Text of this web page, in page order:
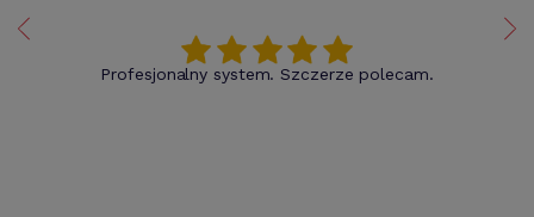
Profesjonalny system. Szczerze polecam.